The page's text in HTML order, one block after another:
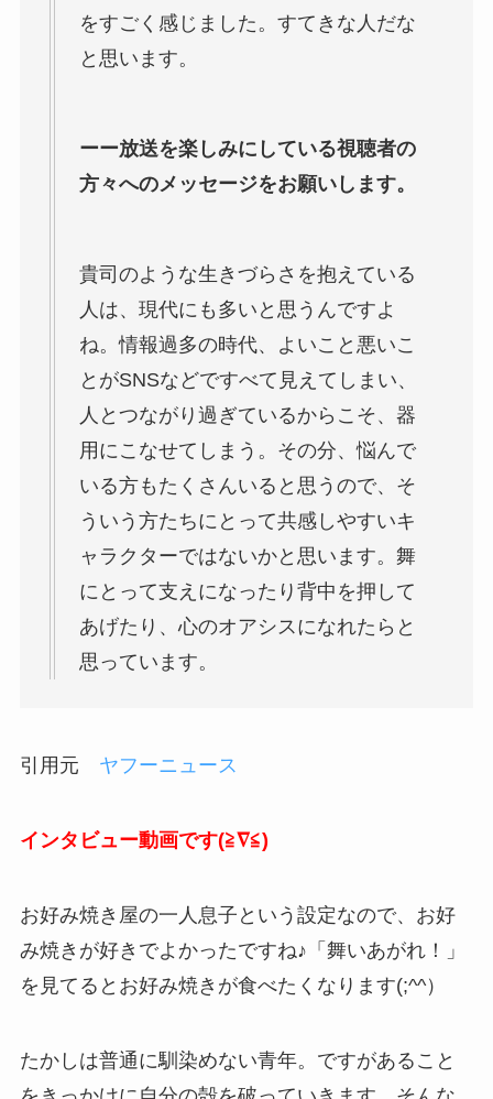
をすごく感じました。すてきな人だな
と思います。
ーー放送を楽しみにしている視聴者の
方々へのメッセージをお願いします。
貴司のような生きづらさを抱えている
人は、現代にも多いと思うんですよ
ね。情報過多の時代、よいこと悪いこ
とがSNSなどですべて見えてしまい、
人とつながり過ぎているからこそ、器
用にこなせてしまう。その分、悩んで
いる方もたくさんいると思うので、そ
ういう方たちにとって共感しやすいキ
ャラクターではないかと思います。舞
にとって支えになったり背中を押して
あげたり、心のオアシスになれたらと
思っています。
引用元 ヤフーニュース
インタビュー動画です(≧∇≦)
お好み焼き屋の一人息子という設定なので、お好
み焼きが好きでよかったですね♪「舞いあがれ！」
を見てるとお好み焼きが食べたくなります(;^^）
たかしは普通に馴染めない青年。ですがあること